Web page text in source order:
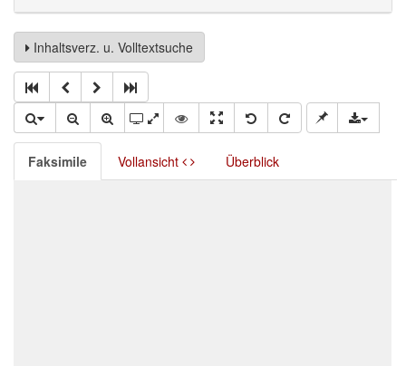
Inhaltsverz. u. Volltextsuche
Faksimile Vollansicht Überblick